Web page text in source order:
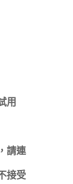
用
請連
接受